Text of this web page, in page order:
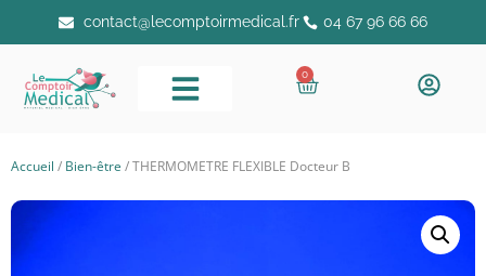
contact@lecomptoirmedical.fr 04 67 96 66 66
0
Accueil / Bien-être / THERMOMETRE FLEXIBLE Docteur B